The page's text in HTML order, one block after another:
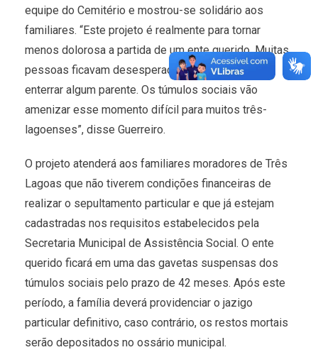
equipe do Cemitério e mostrou-se solidário aos
familiares. “Este projeto é realmente para tornar
menos dolorosa a partida de um ente querido. Muitas
pessoas ficavam desesperadas por não ter como
enterrar algum parente. Os túmulos sociais vão
amenizar esse momento difícil para muitos três-
lagoenses”, disse Guerreiro.
O projeto atenderá aos familiares moradores de Três
Lagoas que não tiverem condições financeiras de
realizar o sepultamento particular e que já estejam
cadastradas nos requisitos estabelecidos pela
Secretaria Municipal de Assistência Social. O ente
querido ficará em uma das gavetas suspensas dos
túmulos sociais pelo prazo de 42 meses. Após este
período, a família deverá providenciar o jazigo
particular definitivo, caso contrário, os restos mortais
serão depositados no ossário municipal.